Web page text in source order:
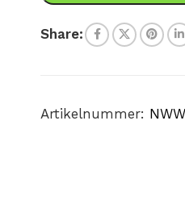
Share:
Artikelnummer: